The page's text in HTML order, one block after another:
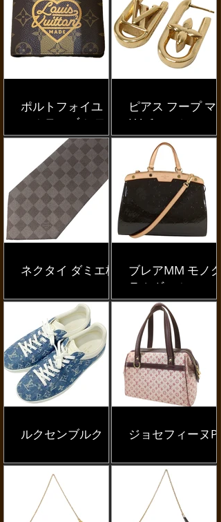
ポルトフォイユ ミ
ュルティブル モノ
グラムストライプ
ピアス フープ マイ
LV チェーン
ネクタイ ダミエ柄
ブレアMM モノグ
ラムヴェルニ
ルクセンブルク ジョセフィーヌPM